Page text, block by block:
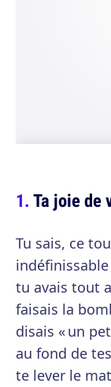
Ta joie de
Tu sais, ce
tu avais tout
faisais la
disais « un
au fond de
te lever le